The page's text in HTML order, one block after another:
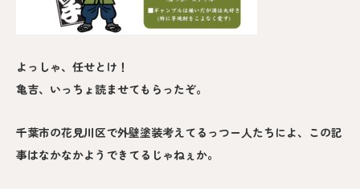
よっしゃ、任せとけ！
亀吉、いっちょ読ませてもらったぞ。
千葉市の花見川区で外壁塗装考えてるっつー人たちによ、この記
事はなかなかようできてるじゃねぇか。